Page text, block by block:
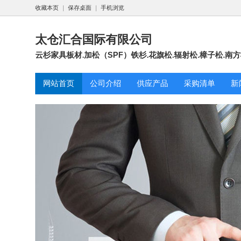
收藏本页 保存桌面 手机浏览
太仓汇合国际有限公司
云杉家具板材.加松（SPF）铁杉.花旗松.辐射松.樟子松.南
网站首页 公司介绍 供应产品 采购清单 新